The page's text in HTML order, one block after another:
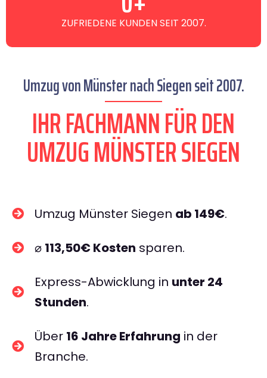
ZUFRIEDENE KUNDEN SEIT 2007.
Umzug von Münster nach Siegen seit 2007.
IHR FACHMANN FÜR DEN
UMZUG MÜNSTER SIEGEN
Umzug Münster Siegen ab 149€.
⌀ 113,50€ Kosten sparen.
Express-Abwicklung in unter 24
Stunden.
Über 16 Jahre Erfahrung in der
Branche.